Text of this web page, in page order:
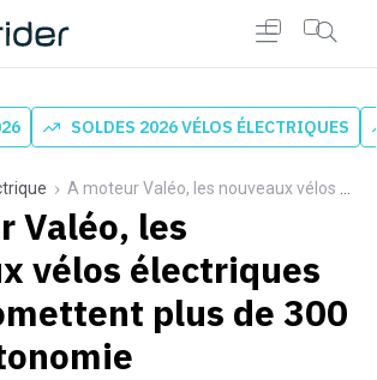
SOLDES 2026 VÉLOS ÉLECTRIQUES
A moteur Valéo, les nouveaux vélos électriques Fuell promettent plus de 300 km d'autonomie
Valéo, les
vélos électriques
plus de 300